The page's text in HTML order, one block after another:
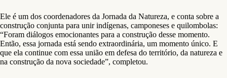
Ele é um dos coordenadores da Jornada da Natureza, e conta sobre a
construção conjunta para unir indígenas, camponeses e quilombolas:
“Foram diálogos emocionantes para a construção desse momento.
Então, essa jornada está sendo extraordinária, um momento único. E
que ela continue com essa união em defesa do território, da natureza e
na construção da nova sociedade”, completou.